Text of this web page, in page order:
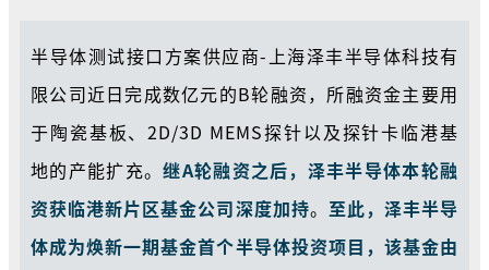
半导体测试接口方案供应商-上海泽丰半导体科技有
限公司近日完成数亿元的B轮融资，所融资金主要用
于陶瓷基板、2D/3D MEMS探针以及探针卡临港基
地的产能扩充。继A轮融资之后，泽丰半导体本轮融
资获临港新片区基金公司深度加持。 至此，泽丰半导
体成为焕新一期基金首个半导体投资项目，该基金由